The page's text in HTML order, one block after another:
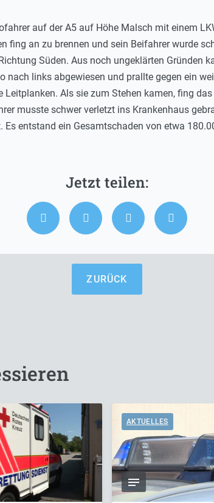
auf der A5 auf Höhe Malsch mit einem
an zu brennen und sein Beifahrer wurde
Süden. Aus noch ungeklärten Gründen
nach links abgewiesen und prallte gegen ein
Als sie zum Stehen kamen, fing
musste schwer verletzt ins Krankenhaus
entstand ein Gesamtschaden von etwa
ZURÜCK
AKTUELLES